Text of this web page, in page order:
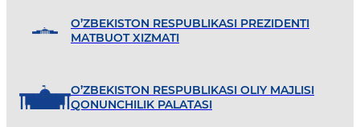
O’ZBEKISTON RESPUBLIKASI PREZIDENTI
MATBUOT XIZMATI
O’ZBEKISTON RESPUBLIKASI OLIY MAJLISI
QONUNCHILIK PALATASI